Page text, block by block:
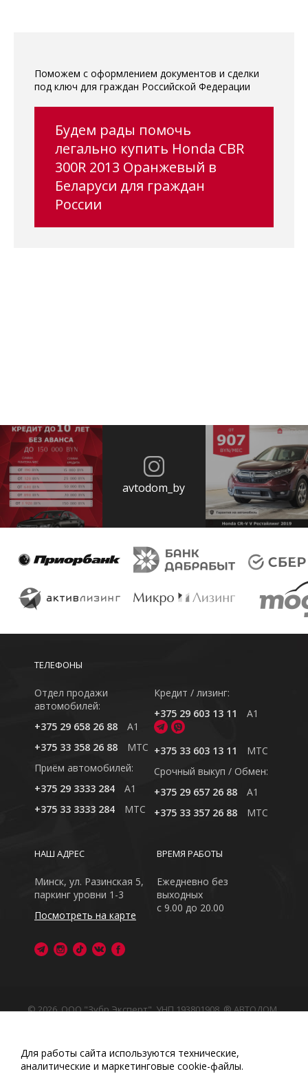
Поможем с оформлением документов и сделки
под ключ для граждан Российской Федерации
Будем рады помочь
легально купить Honda CBR
300R 2013 Оранжевый в
Беларуси для граждан
России
avtodom_by
ТЕЛЕФОНЫ
Отдел продажи
автомобилей:
+375 29 658 26 88
A1
+375 33 358 26 88
MTC
Приём автомобилей:
+375 29 3333 284
A1
+375 33 3333 284
MTC
Кредит / лизинг:
+375 29 603 13 11
A1
+375 33 603 13 11
MTC
Cрочный выкуп / Обмен:
+375 29 657 26 88
A1
+375 33 357 26 88
MTC
ВРЕМЯ РАБОТЫ
Ежедневно без
выходных
с 9.00 до 20.00
НАШ АДРЕС
Минск, ул. Разинская 5,
паркинг уровни 1-3
Посмотреть на карте
© 2026, ООО "Зубр Эксперт", УНП 193801908. ® АВТОДОМ
Обращаем Ваше внимание на то, что данный интернет-
сайт носит исключительно информационный характер
Любое использование либо копирование материалов
Для работы сайта используются технические,
аналитические и маркетинговые сооkіе-файлы.